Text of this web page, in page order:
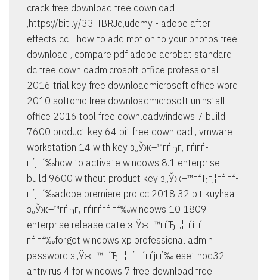
crack free download free download
,https://bit.ly/33HBRJd,udemy - adobe after
effects cc - how to add motion to your photos free
download , compare pdf adobe acrobat standard
dc free downloadmicrosoft office professional
2016 trial key free downloadmicrosoft office word
2010 softonic free downloadmicrosoft uninstall
office 2016 tool free downloadwindows 7 build
7600 product key 64 bit free download , vmware
workstation 14 with key з„Ўж–™гѓЂг‚¦гѓігѓ­
гѓјгѓ‰how to activate windows 8.1 enterprise
build 9600 without product key з„Ўж–™гѓЂг‚¦гѓігѓ­
гѓјгѓ‰adobe premiere pro cc 2018 32 bit kuyhaa
з„Ўж–™гѓЂг‚¦гѓігѓ­гѓјгѓ‰windows 10 1809
enterprise release date з„Ўж–™гѓЂг‚¦гѓігѓ­
гѓјгѓ‰forgot windows xp professional admin
password з„Ўж–™гѓЂг‚¦гѓігѓ­гѓјгѓ‰ eset nod32
antivirus 4 for windows 7 free download free